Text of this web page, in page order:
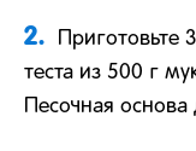
2.
Приготовьте
теста из 500 г
Песочная основа